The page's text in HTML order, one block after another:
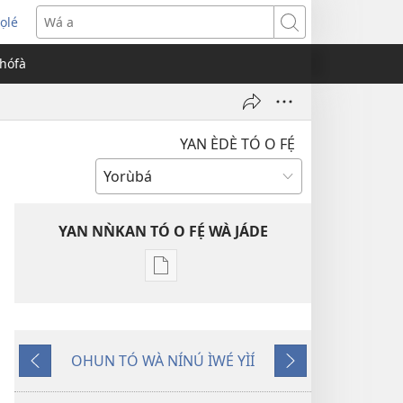
Wá
a
YAN ÈDÈ TÓ O FẸ́
YAN NǸKAN TÓ O FẸ́ WÀ JÁDE
Bó
wa
Pa
Dà
OHUN TÓ WÀ NÍNÚ ÌWÉ YÌÍ
Èyí
Tó